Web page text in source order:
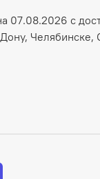
07.08.2026 с